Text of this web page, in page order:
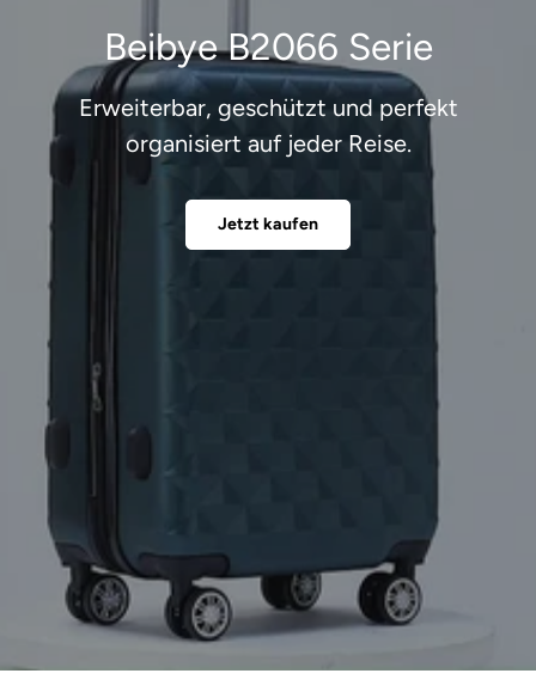
Beibye B2066 Serie
Erweiterbar, geschützt und perfekt
organisiert auf jeder Reise.
Jetzt kaufen